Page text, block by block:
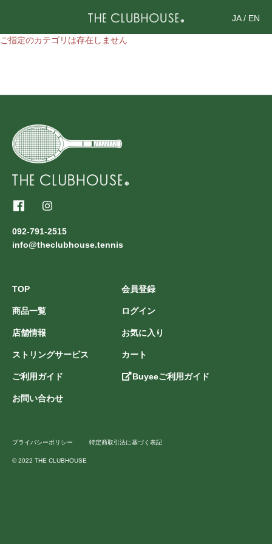
JA/ EN
ご指定のカテゴリは存在しません
092-791-2515
info@theclubhouse.tennis
TOP
商品一覧
店舗情報
ストリングサービス
ご利用ガイド
お問い合わせ
会員登録
ログイン
お気に入り
カート
Buyeeご利用ガイド
プライバシーポリシー 特定商取引法に基づく表記
© 2022 THE CLUBHOUSE